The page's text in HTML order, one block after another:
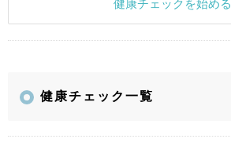
健康チェックを始める
健康チェック一覧